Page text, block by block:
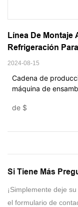
Línea De Montaje
Refrigeración
2024-08-15
Cadena de
máquina de
de $
Si Tiene Más
¡Simplemente deje
el formulario de